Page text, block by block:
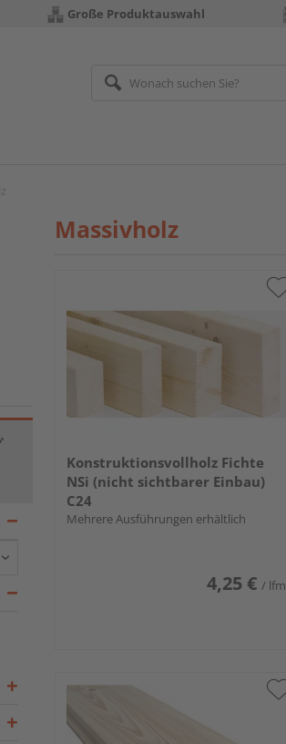
Große Produktauswahl
Massivholz
Konstruktionsvollholz Fichte
NSi (nicht sichtbarer Einbau)
C24
Mehrere Ausführungen erhältlich
4,25 € / lfm